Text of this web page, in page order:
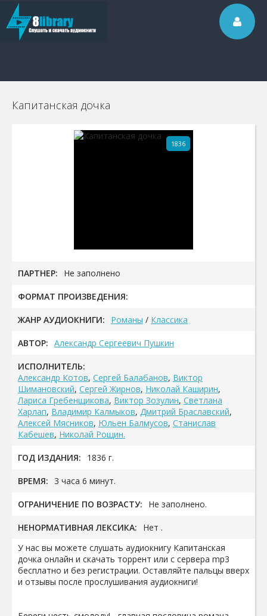
Капитанская дочка
1836
ПАРТНЕР: Не заполнено
ФОРМАТ ПРОИЗВЕДЕНИЯ:
ЖАНР АУДИОКНИГИ: Романы / Классика
АВТОР: Александр Сергеевич Пушкин
ИСПОЛНИТЕЛЬ:
Александр Котов, Сергей Балабанов, Виктор
Шимановский, Сергей Жирнов, Николай Каширин,
Лариса Гребенщикова, Виктор Зозулин, Светлана
Харлап, Владимир Калмыков, Дмитрий Браславский,
Алексей Мясников, Юльен Балмусов, Станислав
Кабешев, Николай Рощин.
ГОД ИЗДАНИЯ: 1836 г.
ВРЕМЯ: 3 часа 6 минут.
ОГРАНИЧЕНИЕ ПО ВОЗРАСТУ: Не заполнено.
НЕНОРМАТИВНАЯ ЛЕКСИКА:
Нет .
У нас вы можете слушать аудиокнигу Капитанская
дочка онлайн и скачать торрент или с сервера mp3
бесплатно и без регистрации. Оставляйте пальцы вверх
и отзывы после прослушивания аудиокниги!